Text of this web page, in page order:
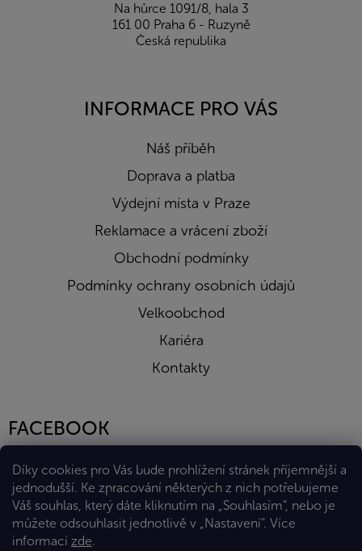
Díky cookies pro Vás bude prohlížení stránek příjemnější a
jednodušší. Ke zpracování některých z nich potřebujeme
Váš souhlas, který dáte kliknutím na „Souhlasím“, nebo je
můžete odsouhlasit jednotlivě v „Nastavení“. Více
informací zde.
Na hůrce 1091/8, hala 3
161 00 Praha 6 - Ruzyně
Česká republika
INFORMACE PRO VÁS
Náš příběh
Doprava a platba
Výdejní místa v Praze
Reklamace a vrácení zboží
Obchodní podmínky
Podmínky ochrany osobních údajů
Velkoobchod
Kariéra
Kontakty
FACEBOOK